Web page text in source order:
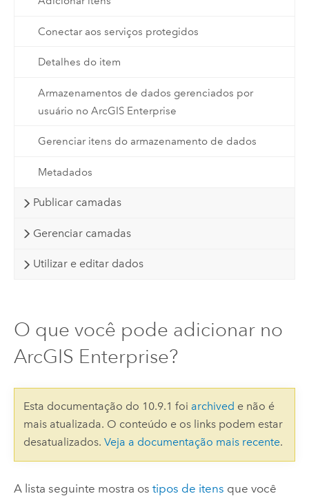
Conectar aos serviços protegidos
Detalhes do item
Armazenamentos de dados gerenciados por
usuário no ArcGIS Enterprise
Gerenciar itens do armazenamento de dados
Metadados
Publicar camadas
Gerenciar camadas
Utilizar e editar dados
O que você pode adicionar no
ArcGIS Enterprise?
Esta documentação do 10.9.1 foi archived e não é
mais atualizada. O conteúdo e os links podem estar
desatualizados. Veja a documentação mais recente.
A lista seguinte mostra os tipos de itens que você